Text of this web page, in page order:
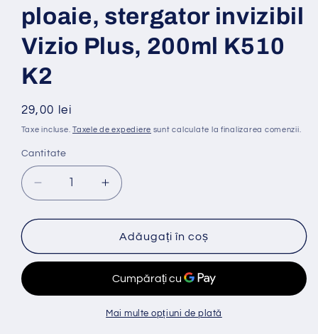
ploaie, stergator invizibil
Vizio Plus, 200ml K510
K2
Preț
obișnuit
29,00 lei
Taxe incluse.Taxele de expediere sunt calculate la finalizarea comenzii.
Cantitate
Reduceți
cantitatea
pentru
parbriz
anti-
stergator
Creșteți
cantitatea
pentru
Solutie
parbriz
ploaie,
stergator
invizibil
Adăugați în coș
Mai multe opțiuni de plată